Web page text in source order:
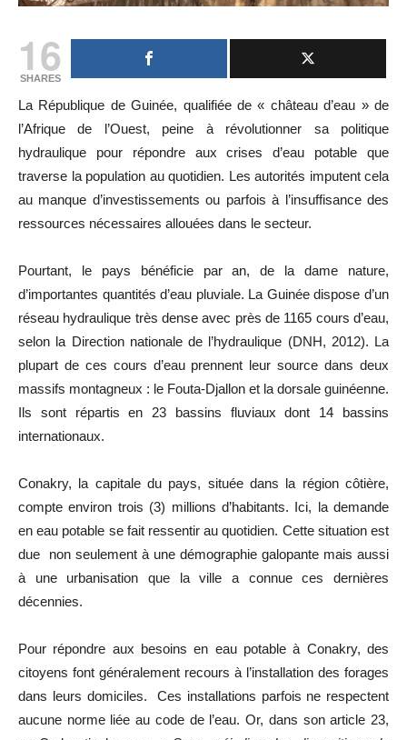
16
SHARES
La République de Guinée, qualifiée de « château d’eau » de
l’Afrique de l’Ouest, peine à révolutionner sa politique
hydraulique pour répondre aux crises d’eau potable que
traverse la population au quotidien. Les autorités imputent cela
au manque d’investissements ou parfois à l’insuffisance des
ressources nécessaires allouées dans le secteur.
Pourtant, le pays bénéficie par an, de la dame nature,
d’importantes quantités d’eau pluviale. La Guinée dispose d’un
réseau hydraulique très dense avec près de 1165 cours d’eau,
selon la Direction nationale de l’hydraulique (DNH, 2012). La
plupart de ces cours d’eau prennent leur source dans deux
massifs montagneux : le Fouta-Djallon et la dorsale guinéenne.
Ils sont répartis en 23 bassins fluviaux dont 14 bassins
internationaux.
Conakry, la capitale du pays, située dans la région côtière,
compte environ trois (3) millions d’habitants. Ici, la demande
en eau potable se fait ressentir au quotidien. Cette situation est
due non seulement à une démographie galopante mais aussi
à une urbanisation que la ville a connue ces dernières
décennies.
Pour répondre aux besoins en eau potable à Conakry, des
citoyens font généralement recours à l’installation des forages
dans leurs domiciles. Ces installations parfois ne respectent
aucune norme liée au code de l’eau. Or, dans son article 23,